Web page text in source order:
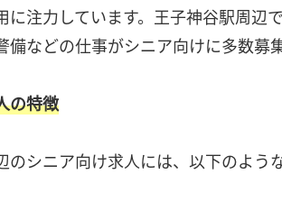
に注力しています。王子神谷駅周辺
備などの仕事がシニア向けに多数募
の特徴
のシニア向け求人には、以下のよう